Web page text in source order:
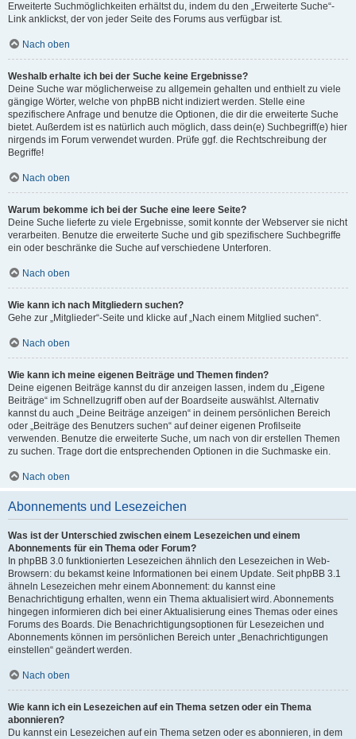
Erweiterte Suchmöglichkeiten erhältst du, indem du den „Erweiterte Suche“-
Link anklickst, der von jeder Seite des Forums aus verfügbar ist.
Nach oben
Weshalb erhalte ich bei der Suche keine Ergebnisse?
Deine Suche war möglicherweise zu allgemein gehalten und enthielt zu viele
gängige Wörter, welche von phpBB nicht indiziert werden. Stelle eine
spezifischere Anfrage und benutze die Optionen, die dir die erweiterte Suche
bietet. Außerdem ist es natürlich auch möglich, dass dein(e) Suchbegriff(e) hier
nirgends im Forum verwendet wurden. Prüfe ggf. die Rechtschreibung der
Begriffe!
Nach oben
Warum bekomme ich bei der Suche eine leere Seite?
Deine Suche lieferte zu viele Ergebnisse, somit konnte der Webserver sie nicht
verarbeiten. Benutze die erweiterte Suche und gib spezifischere Suchbegriffe
ein oder beschränke die Suche auf verschiedene Unterforen.
Nach oben
Wie kann ich nach Mitgliedern suchen?
Gehe zur „Mitglieder“-Seite und klicke auf „Nach einem Mitglied suchen“.
Nach oben
Wie kann ich meine eigenen Beiträge und Themen finden?
Deine eigenen Beiträge kannst du dir anzeigen lassen, indem du „Eigene
Beiträge“ im Schnellzugriff oben auf der Boardseite auswählst. Alternativ
kannst du auch „Deine Beiträge anzeigen“ in deinem persönlichen Bereich
oder „Beiträge des Benutzers suchen“ auf deiner eigenen Profilseite
verwenden. Benutze die erweiterte Suche, um nach von dir erstellen Themen
zu suchen. Trage dort die entsprechenden Optionen in die Suchmaske ein.
Nach oben
Abonnements und Lesezeichen
Was ist der Unterschied zwischen einem Lesezeichen und einem
Abonnements für ein Thema oder Forum?
In phpBB 3.0 funktionierten Lesezeichen ähnlich den Lesezeichen in Web-
Browsern: du bekamst keine Informationen bei einem Update. Seit phpBB 3.1
ähneln Lesezeichen mehr einem Abonnement: du kannst eine
Benachrichtigung erhalten, wenn ein Thema aktualisiert wird. Abonnements
hingegen informieren dich bei einer Aktualisierung eines Themas oder eines
Forums des Boards. Die Benachrichtigungsoptionen für Lesezeichen und
Abonnements können im persönlichen Bereich unter „Benachrichtigungen
einstellen“ geändert werden.
Nach oben
Wie kann ich ein Lesezeichen auf ein Thema setzen oder ein Thema
abonnieren?
Du kannst ein Lesezeichen auf ein Thema setzen oder es abonnieren, in dem